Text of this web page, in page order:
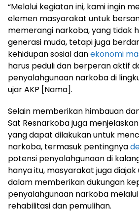
“Melalui kegiatan ini, kami ingin
elemen masyarakat untuk
memerangi narkoba, yang tidak
generasi muda, tetapi juga
kehidupan sosial danekonomi
harus peduli dan berperan aktif
penyalahgunaan narkoba di
ujar AKP [Nama].
Selain memberikan himbauan
Sat Resnarkoba juga
yang dapat dilakukan untuk
narkoba, termasuk pentingnya
potensi penyalahgunaan di
hanya itu, masyarakat juga
dalam memberikan dukungan
penyalahgunaan narkoba
rehabilitasi dan pemulihan.